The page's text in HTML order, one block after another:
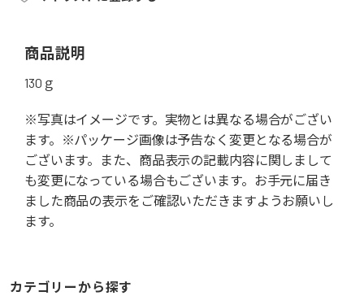
商品説明
130ｇ
※写真はイメージです。実物とは異なる場合がござい
ます。※パッケージ画像は予告なく変更となる場合が
ございます。また、商品表示の記載内容に関しまして
も変更になっている場合もございます。お手元に届き
ました商品の表示をご確認いただきますようお願いし
ます。
カテゴリーから探す